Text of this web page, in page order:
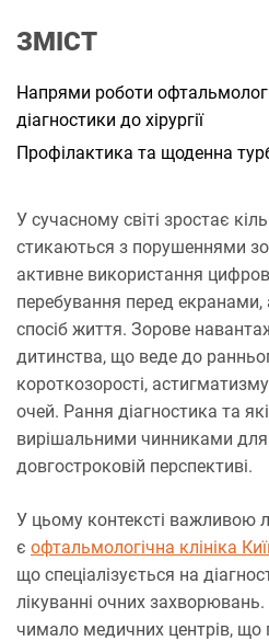
ЗМІСТ
Напрями роботи
діагностики до хірургії
Профілактика та щоденна
У сучасному світі зростає
стикаються з порушеннями
активне використання
перебування перед
спосіб життя. Зорове
дитинства, що веде до
короткозорості,
очей. Рання діагностика та
вирішальними чинниками
довгостроковій перспективі.
У цьому контексті важливою
є офтальмологічна клініка
що спеціалізується на
лікуванні очних
чимало медичних центрів, що